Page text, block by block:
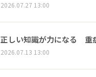
2026.07.27 13:00
正しい知識が力になる 重
2026.07.13 13:00